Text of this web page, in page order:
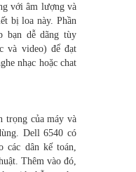
với âm lượng và
bị loa này. Phần
bạn dễ dãng tùy
và video) để đạt
nhạc hoặc chat
trọng của máy và
Dell 6540 có
các dân kế toán,
Thêm vào đó,